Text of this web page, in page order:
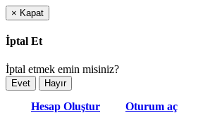
× Kapat
İptal Et
İptal etmek emin misiniz?
Evet Hayır
Hesap Oluştur Oturum aç